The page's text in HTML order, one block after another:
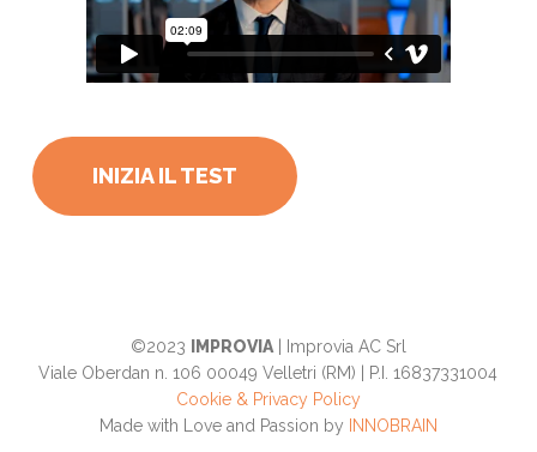
INIZIA IL TEST
©2023 IMPROVIA| Improvia AC Srl
Viale Oberdan n. 106 00049 Velletri (RM) | P.I. 16837331004
Cookie & Privacy Policy
Made with Love and Passion by
INNOBRAIN